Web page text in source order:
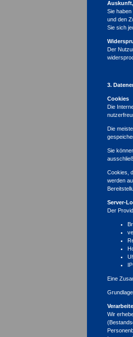
Sie
und den
Sie sich
Der
3.
Cookies
Die
Die
Sie
Cookies,
werden
Server-
Der
Eine
Wir